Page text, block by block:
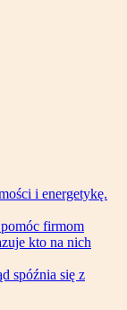
i energetykę.
firmom
kto na nich
spóźnia się z